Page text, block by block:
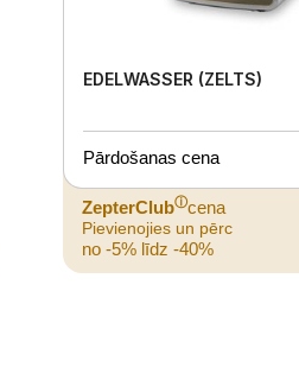
EDELWASSER (ZELTS)
Pārdošanas cena
ZepterClubⓘcena
Pievienojies un pērc
no -5% līdz -40%